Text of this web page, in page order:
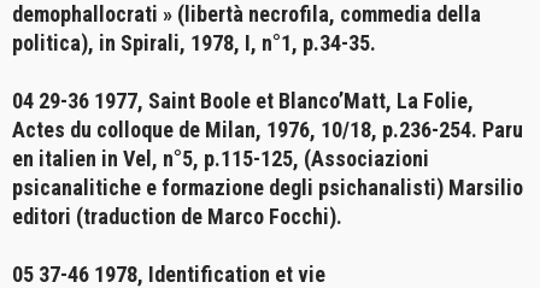
demophallocrati » (libertà necrofila, commedia della
politica), in Spirali, 1978, I, n°1, p.34-35.
04 29-36 1977, Saint Boole et Blanco’Matt, La Folie,
Actes du colloque de Milan, 1976, 10/18, p.236-254. Paru
en italien in Vel, n°5, p.115-125, (Associazioni
psicanalitiche e formazione degli psichanalisti) Marsilio
editori (traduction de Marco Focchi).
05 37-46 1978, Identification et vie